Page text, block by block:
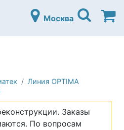
матрасов
белье)
Москва
Линия OPTIMA
Заказы
По вопросам